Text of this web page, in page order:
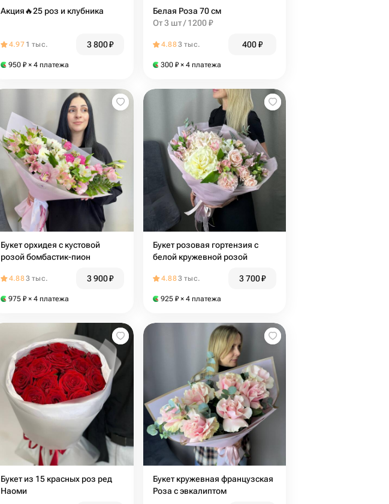
Акция🔥25 роз и клубника
4.97 1 тыс. 3 800₽
950 ₽ × 4 платежа
Белая Роза 70 см
От 3 шт / 1200 ₽
4.883 тыс. 400₽
300 ₽ × 4 платежа
Букет орхидея с кустовой
розой бомбастик-пион
4.883 тыс. 3 900₽
975 ₽ × 4 платежа
Букет розовая гортензия с
белой кружевной розой
4.883 тыс. 3 700₽
925 ₽ × 4 платежа
Букет из 15 красных роз ред
Наоми
Букет кружевная французская
Роза с эвкалиптом